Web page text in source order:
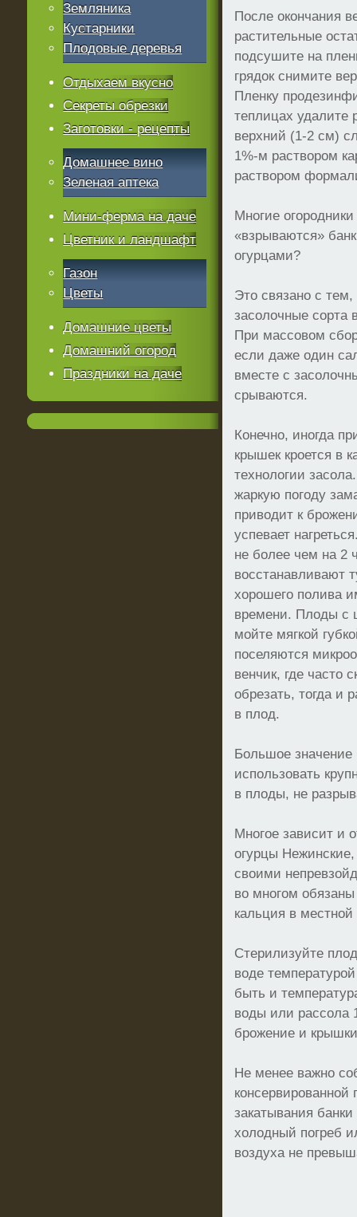
После окончания
растительные
подсушите на
грядок снимите
Пленку
теплицах удалите
верхний (1-2 см)
1%-м раствором
раствором
Многие
«взрываются»
огурцами?
Это связано с
засолочные сорта
При массовом
если даже один
вместе с
срываются.
Конечно, иногда
крышек кроется в
технологии
жаркую погоду
приводит к
успевает
не более чем на 2
восстанавливают
хорошего полива
времени. Плоды с
мойте мягкой
поселяются
венчик, где часто
обрезать, тогда и
в плод.
Большое
использовать
в плоды, не
Многое зависит и
огурцы
своими
во многом
кальция в местной
Стерилизуйте
воде
быть и
воды или рассола
брожение и
Не менее важно
закатывания
холодный погреб
воздуха не
Земляника
Кустарники
Плодовые деревья
Отдыхаем вкусно
Секреты обрезки
Заготовки - рецепты
Домашнее вино
Зеленая аптека
Мини-ферма на даче
Цветник и ландшафт
Газон
Цветы
Домашние цветы
Домашний огород
Праздники на даче